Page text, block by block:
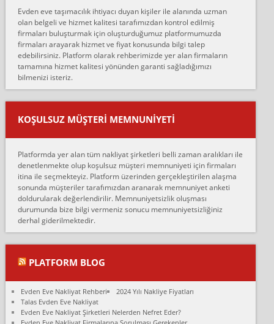
çalıştıklarını, müş...
Ahmet:
Lüleburgaz güngünes evden eve naklyat eşyalarımı taşımak için
anlaştık sabah eve geldiklerinde de eşyalarımı düzgün şekilde
sarcaz demelerine r...
mehmet güldü:
Ankara ALİCANLAR NAKLİYAT Tutarsız ve ticari ahlak problemleri
var verdikleri fiyat teklifini arttırdılar. Sonrasında taşıma gününde
oldukça tutarsı...
Ankara Alicanlar naklyat tel 5465524025. 2600 TL'ye ankaradan
Konya ya Alicanlar naklyat la anlaştık bu şahıs evin taşınacağı gün
fiyatın mazoto gele...
Fatih kokmese:
Diyarbakır dan eşyamı getirtmek için anlaştım sözleşme yaptım.
Son anda fiyat artırdılar.. mecburiyetten tasittim.. bu kişiler ağrılı
Ali:
olduk. Asansörlü dediler sonra uraya asansör kurulmaz dediler
fark istediler. ortada asa...
Nimet:
Evden eve taşımacılık ihtiyacı duyan kişiler ile alanında uzman
olan belgeli ve hizmet kalitesi tarafımızdan kontrol edilmiş
firmaları buluşturmak için oluşturduğumuz platformumuzda
firmaları arayarak hizmet ve fiyat konusunda bilgi talep
edebilirsiniz. Platform olarak rehberimizde yer alan firmaların
tamamına hizmet kalitesi yönünden garanti sağladığımızı
bilmenizi isteriz.
KOŞULSUZ MÜŞTERI MEMNUNIYETI
Platformda yer alan tüm nakliyat şirketleri belli zaman aralıkları ile
denetlenmekte olup koşulsuz müşteri memnuniyeti için firmaları
itina ile seçmekteyiz. Platform üzerinden gerçekleştirilen alaşma
sonunda müşteriler tarafımızdan aranarak memnuniyet anketi
doldurularak değerlendirilir. Memnuniyetsizlik oluşması
durumunda bize bilgi vermeniz sonucu memnuniyetsizliğiniz
derhal giderilmektedir.
PLATFORM BLOG
Evden Eve Nakliyat Rehberi
2024 Yılı Nakliye Fiyatları
Talas Evden Eve Nakliyat
Evden Eve Nakliyat Şirketleri Nelerden Nefret Eder?